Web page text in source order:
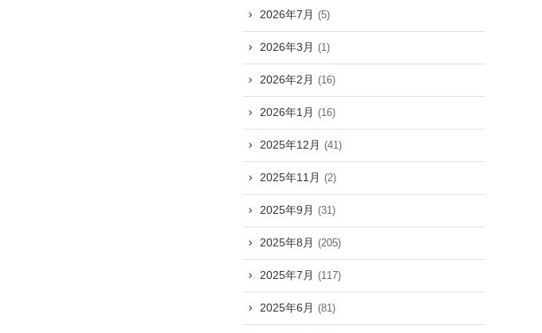
2026年7月 (5)
2026年3月 (1)
2026年2月 (16)
2026年1月 (16)
2025年12月 (41)
2025年11月 (2)
2025年9月 (31)
2025年8月 (205)
2025年7月 (117)
2025年6月 (81)